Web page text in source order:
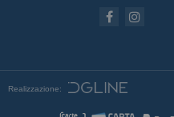
Realizzazione: